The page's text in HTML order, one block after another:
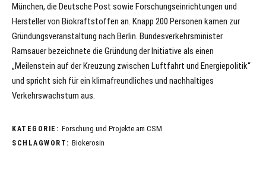
München, die Deutsche Post sowie Forschungseinrichtungen und
Hersteller von Biokraftstoffen an. Knapp 200 Personen kamen zur
Gründungsveranstaltung nach Berlin. Bundesverkehrsminister
Ramsauer bezeichnete die Gründung der Initiative als einen
„Meilenstein auf der Kreuzung zwischen Luftfahrt und Energiepolitik“
und spricht sich für ein klimafreundliches und nachhaltiges
Verkehrswachstum aus.
KATEGORIE: Forschung und Projekte am CSM
SCHLAGWORT: Biokerosin